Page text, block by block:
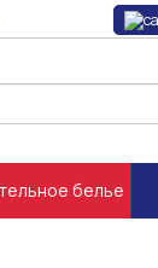
белье